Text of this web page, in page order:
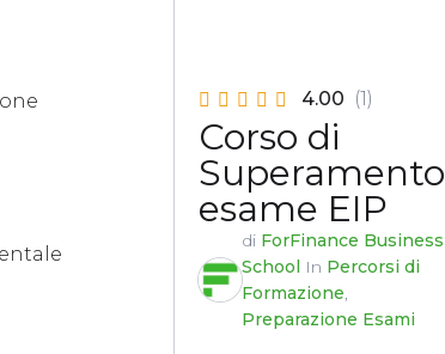
4.00 (1)
Corso di
Superamento
esame EIP
di ForFinance Business
School In Percorsi di
Formazione,
Preparazione Esami